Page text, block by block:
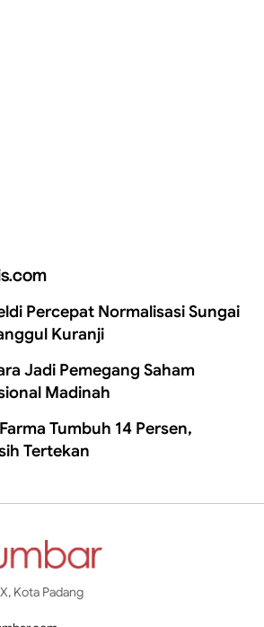
Percepat Normalisasi Sungai
Kuranji
Jadi Pemegang Saham
Madinah
Tumbuh 14 Persen,
Tertekan
Kota Padang